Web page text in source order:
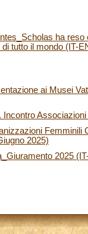
ha
tutto il mondo (IT-
ai Musei
Incontro
2025)
2025